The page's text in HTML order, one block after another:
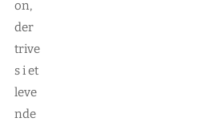
on,
der
trive
s i et
leve
nde